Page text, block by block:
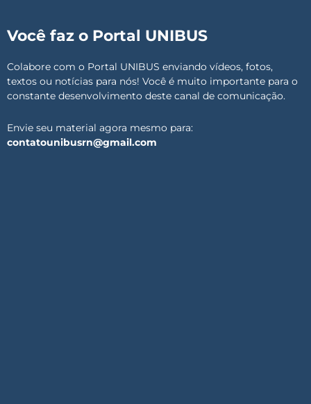
Você faz o Portal UNIBUS
Colabore com o Portal UNIBUS enviando vídeos, fotos,
textos ou notícias para nós! Você é muito importante para o
constante desenvolvimento deste canal de comunicação.
Envie seu material agora mesmo para:
contatounibusrn@gmail.com